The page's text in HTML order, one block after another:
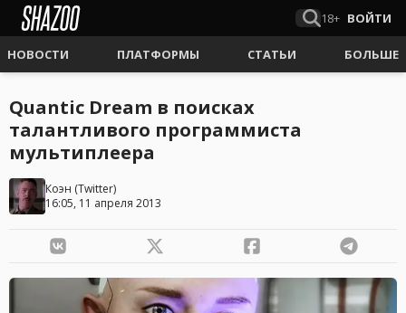
18+ ВОЙТИ
НОВОСТИ ПЛАТФОРМЫ СТАТЬИ БОЛЬШЕ
Quantic Dream в поисках
талантливого программиста
мультиплеера
Коэн (Twitter)
16:05, 11 апреля 2013